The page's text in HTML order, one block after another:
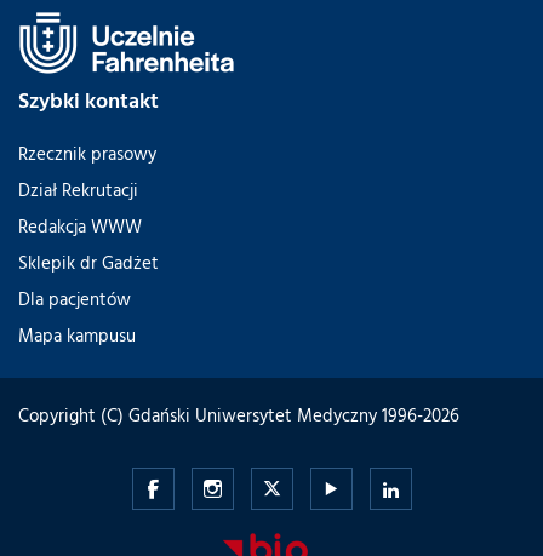
Szybki kontakt
Rzecznik prasowy
Dział Rekrutacji
Redakcja WWW
Sklepik dr Gadżet
Dla pacjentów
Mapa kampusu
Copyright (C) Gdański Uniwersytet Medyczny 1996-2026
Gdański
Uniwersytet
Gdański
Uniwersytet
Gdański
Uniwersytet
GdańskiGdański